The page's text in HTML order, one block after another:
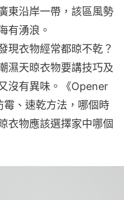
東沿岸一帶，該區風勢
有湧浪。
現衣物經常都晾不乾？
濕天晾衣物要講技巧及
沒有異味。《Opener
霉、速乾方法，哪個時
衣物應該選擇家中哪個